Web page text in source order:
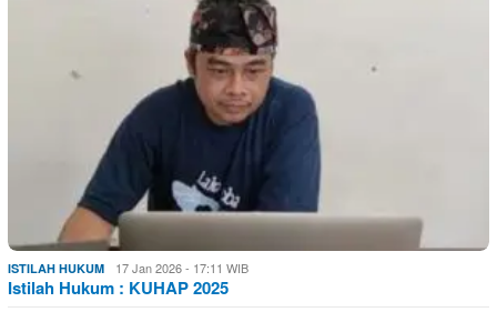
ISTILAH HUKUM 17 Jan 2026 - 17:11 WIB
Istilah Hukum : KUHAP 2025